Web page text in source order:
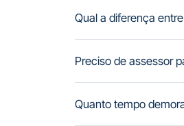
Qual a diferença
Preciso de assessor
Quanto tempo